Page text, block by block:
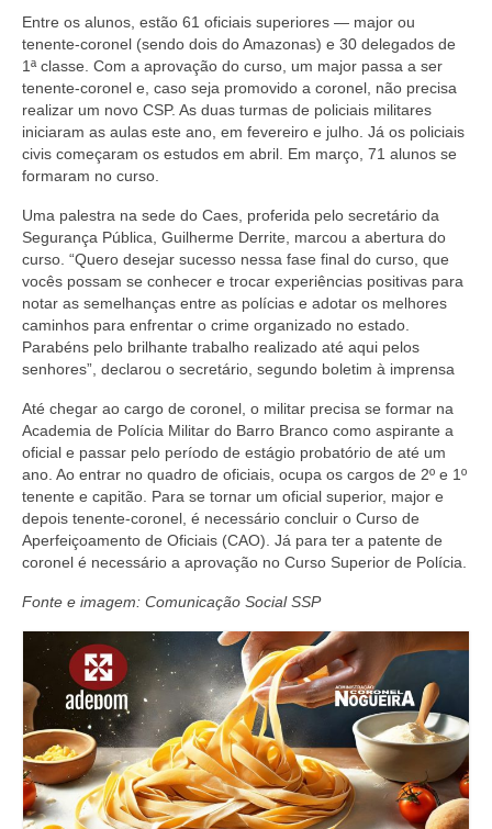
Entre os alunos, estão 61 oficiais superiores — major ou
tenente-coronel (sendo dois do Amazonas) e 30 delegados de
1ª classe. Com a aprovação do curso, um major passa a ser
tenente-coronel e, caso seja promovido a coronel, não precisa
realizar um novo CSP. As duas turmas de policiais militares
iniciaram as aulas este ano, em fevereiro e julho. Já os policiais
civis começaram os estudos em abril. Em março, 71 alunos se
formaram no curso.
Uma palestra na sede do Caes, proferida pelo secretário da
Segurança Pública, Guilherme Derrite, marcou a abertura do
curso. “Quero desejar sucesso nessa fase final do curso, que
vocês possam se conhecer e trocar experiências positivas para
notar as semelhanças entre as polícias e adotar os melhores
caminhos para enfrentar o crime organizado no estado.
Parabéns pelo brilhante trabalho realizado até aqui pelos
senhores”, declarou o secretário, segundo boletim à imprensa
Até chegar ao cargo de coronel, o militar precisa se formar na
Academia de Polícia Militar do Barro Branco como aspirante a
oficial e passar pelo período de estágio probatório de até um
ano. Ao entrar no quadro de oficiais, ocupa os cargos de 2º e 1º
tenente e capitão. Para se tornar um oficial superior, major e
depois tenente-coronel, é necessário concluir o Curso de
Aperfeiçoamento de Oficiais (CAO). Já para ter a patente de
coronel é necessário a aprovação no Curso Superior de Polícia.
Fonte e imagem: Comunicação Social SSP